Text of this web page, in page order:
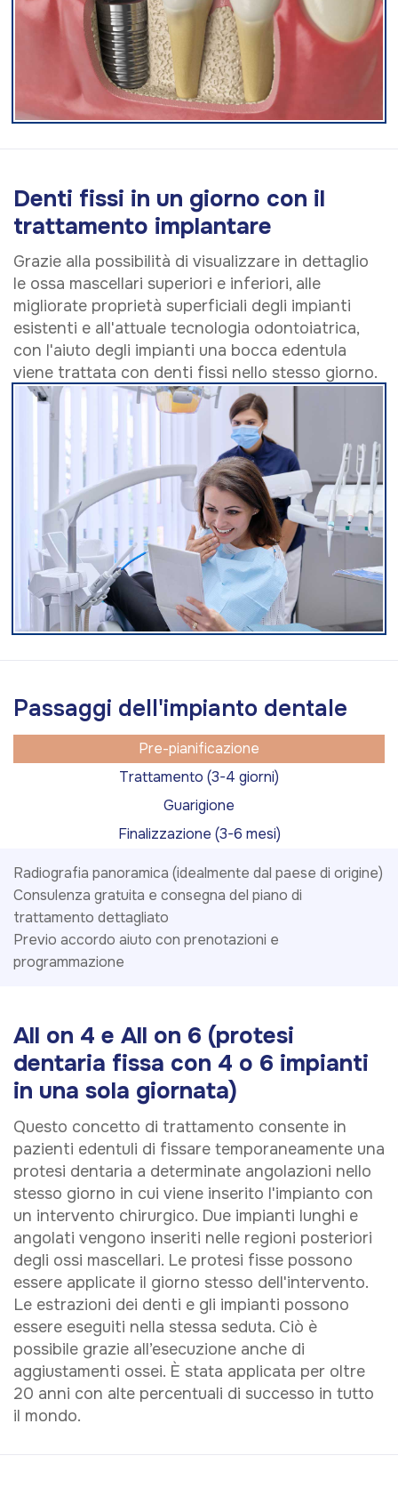
Denti fissi in un giorno con il
trattamento implantare
Grazie alla possibilità di visualizzare in dettaglio
le ossa mascellari superiori e inferiori, alle
migliorate proprietà superficiali degli impianti
esistenti e all'attuale tecnologia odontoiatrica,
con l'aiuto degli impianti una bocca edentula
viene trattata con denti fissi nello stesso giorno.
Passaggi dell'impianto dentale
Pre-pianificazione
Trattamento (3-4 giorni)
Guarigione
Finalizzazione (3-6 mesi)
Radiografia panoramica (idealmente dal paese di origine)
Consulenza gratuita e consegna del piano di
trattamento dettagliato
Previo accordo aiuto con prenotazioni e
programmazione
All on 4 e All on 6 (protesi
dentaria fissa con 4 o 6 impianti
in una sola giornata)
Questo concetto di trattamento consente in
pazienti edentuli di fissare temporaneamente una
protesi dentaria a determinate angolazioni nello
stesso giorno in cui viene inserito l'impianto con
un intervento chirurgico. Due impianti lunghi e
angolati vengono inseriti nelle regioni posteriori
degli ossi mascellari. Le protesi fisse possono
essere applicate il giorno stesso dell'intervento.
Le estrazioni dei denti e gli impianti possono
essere eseguiti nella stessa seduta. Ciò è
possibile grazie all’esecuzione anche di
aggiustamenti ossei. È stata applicata per oltre
20 anni con alte percentuali di successo in tutto
il mondo.